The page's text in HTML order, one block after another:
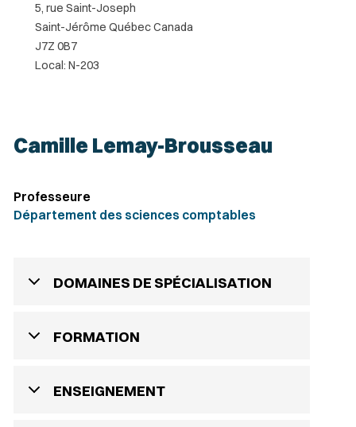
5, rue Saint-Joseph
Saint-Jérôme Québec Canada
J7Z 0B7
Local: N-203
Camille Lemay-Brousseau
Professeure
Département des sciences comptables
DOMAINES DE SPÉCIALISATION
FORMATION
ENSEIGNEMENT